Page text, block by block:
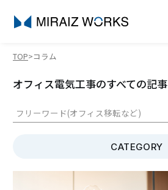
TOP コラム
オフィス電気工事のすべての記事
CATEGORY